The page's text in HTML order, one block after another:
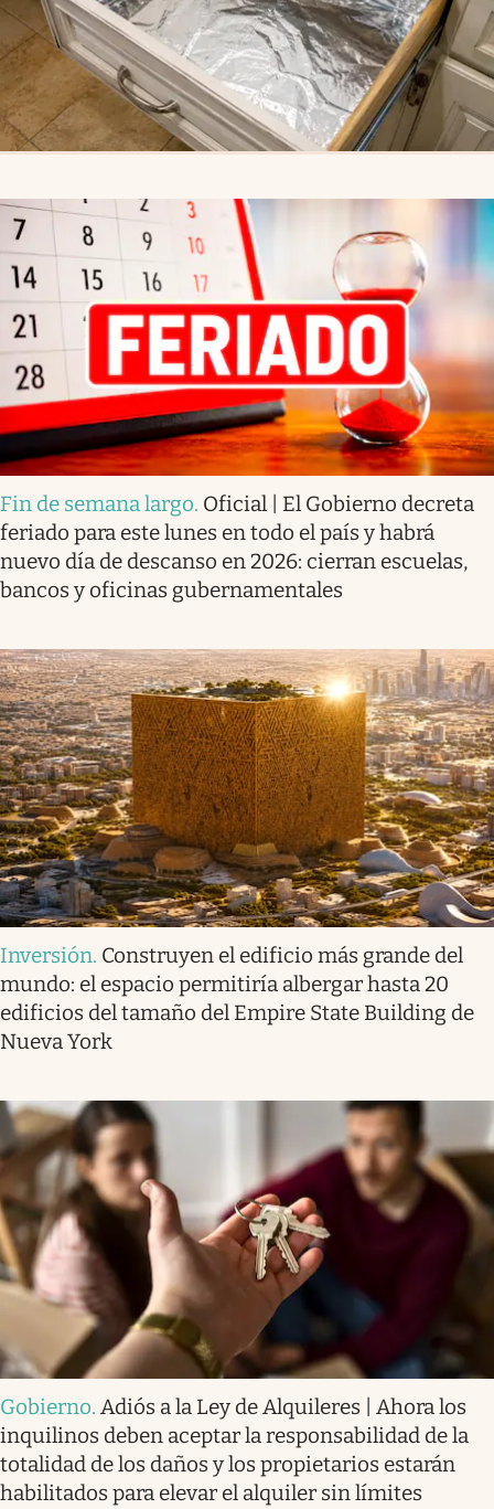
Fin de semana largo. Oficial | El Gobierno decreta
feriado para este lunes en todo el país y habrá
nuevo día de descanso en 2026: cierran escuelas,
bancos y oficinas gubernamentales
Inversión. Construyen el edificio más grande del
mundo: el espacio permitiría albergar hasta 20
edificios del tamaño del Empire State Building de
Nueva York
Gobierno. Adiós a la Ley de Alquileres | Ahora los
inquilinos deben aceptar la responsabilidad de la
totalidad de los daños y los propietarios estarán
habilitados para elevar el alquiler sin límites